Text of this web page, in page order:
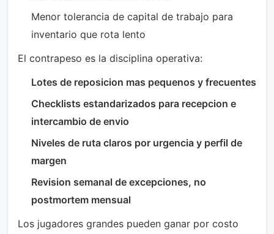
Menor tolerancia de capital de trabajo para
inventario que rota lento
El contrapeso es la disciplina operativa:
Lotes de reposicion mas pequenos y frecuentes
Checklists estandarizados para recepcion e
intercambio de envio
Niveles de ruta claros por urgencia y perfil de
margen
Revision semanal de excepciones, no
postmortem mensual
Los jugadores grandes pueden ganar por costo